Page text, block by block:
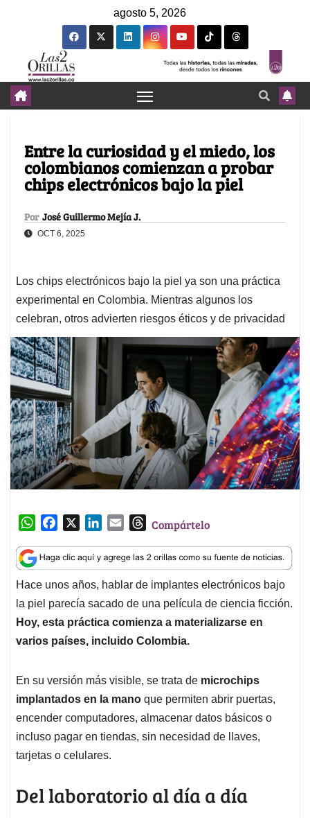
agosto 5, 2026
Entre la curiosidad y el miedo, los
colombianos comienzan a probar
chips electrónicos bajo la piel
Por José Guillermo Mejía J.
OCT 6, 2025
Los chips electrónicos bajo la piel ya son una práctica
experimental en Colombia. Mientras algunos los
celebran, otros advierten riesgos éticos y de privacidad
W
a
t
s
A
p
p
c
e
b
o
o
k
n
k
e
d
I
n
a
i
l
T
r
e
a
d
s
Compártelo
Hace unos años, hablar de implantes electrónicos bajo
la piel parecía sacado de una película de ciencia ficción.
Hoy, esta práctica comienza a materializarse en
varios países, incluido Colombia.
En su versión más visible, se trata de microchips
implantados en la mano que permiten abrir puertas,
encender computadores, almacenar datos básicos o
incluso pagar en tiendas, sin necesidad de llaves,
tarjetas o celulares.
Del laboratorio al día a día